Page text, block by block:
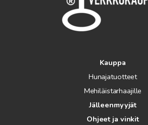
Kauppa
Hunajatuotteet
Mehiläistarhaajille
Jälleenmyyjät
Ohjeet ja vinkit